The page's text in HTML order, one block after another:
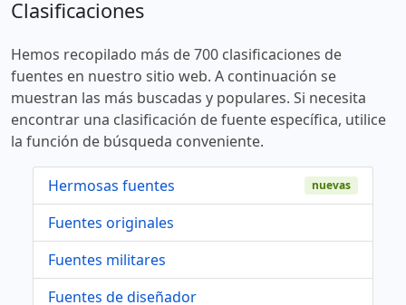
Clasificaciones
Hemos recopilado más de 700 clasificaciones de
fuentes en nuestro sitio web. A continuación se
muestran las más buscadas y populares. Si necesita
encontrar una clasificación de fuente específica, utilice
la función de búsqueda conveniente.
Hermosas fuentes nuevas
Fuentes originales
Fuentes militares
Fuentes de diseñador